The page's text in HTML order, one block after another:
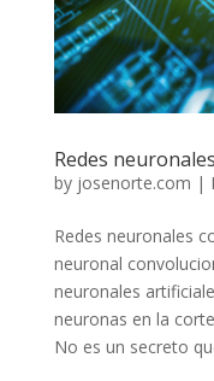
Redes
by josenorte.com |
Redes neuronales
neuronal
neuronales
neuronas en la
No es un secreto